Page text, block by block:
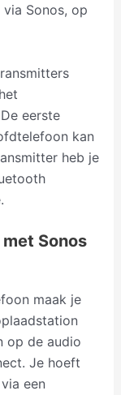
Sonos, op
eerste
kan
heb je
Sonos
maak je
op de audio
Je hoeft
een